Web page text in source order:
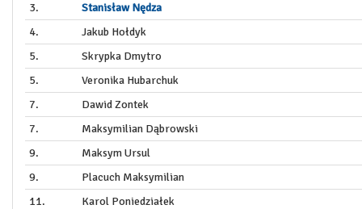
3.
Stanisław Nędza
4.
Jakub Hołdyk
5.
Skrypka Dmytro
5.
Veronika Hubarchuk
7.
Dawid Zontek
7.
Maksymilian Dąbrowski
9.
Maksym Ursul
9.
Placuch Maksymilian
11.
Karol Poniedziałek